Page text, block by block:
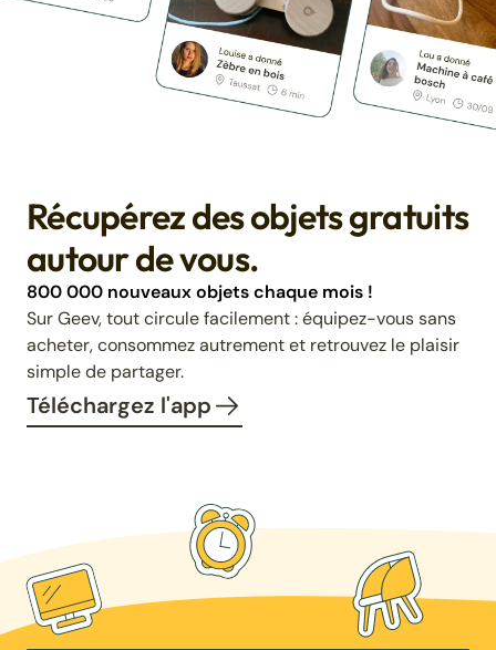
Récupérez des objets gratuits
autour de vous.
800 000 nouveaux objets chaque mois !
Sur Geev, tout circule facilement : équipez-vous sans
acheter, consommez autrement et retrouvez le plaisir
simple de partager.
Téléchargez l'app